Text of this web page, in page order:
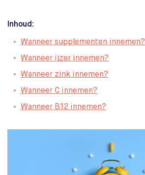
Inhoud:
Wanneer supplementen innemen?
Wanneer ijzer innemen?
Wanneer zink innemen?
Wanneer C innemen?
Wanneer B12 innemen?